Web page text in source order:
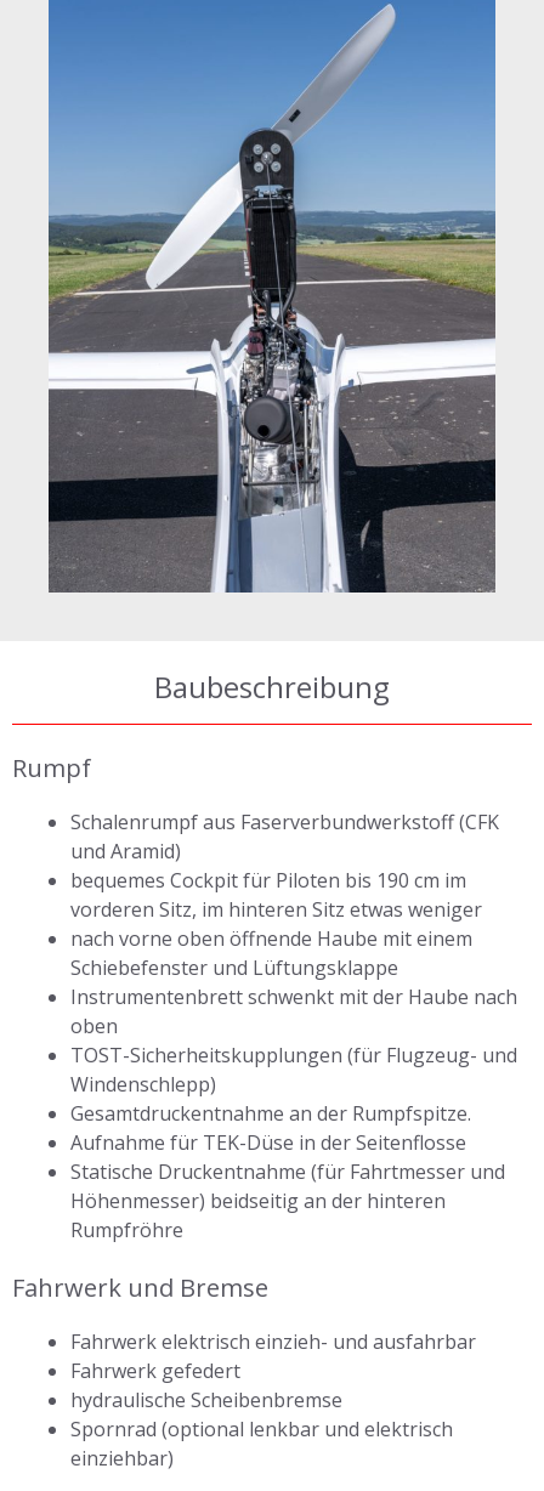
Baubeschreibung
Rumpf
Schalenrumpf aus Faserverbundwerkstoff (CFK
und Aramid)
bequemes Cockpit für Piloten bis 190 cm im
vorderen Sitz, im hinteren Sitz etwas weniger
nach vorne oben öffnende Haube mit einem
Schiebefenster und Lüftungsklappe
Instrumentenbrett schwenkt mit der Haube nach
oben
TOST-Sicherheitskupplungen (für Flugzeug- und
Windenschlepp)
Gesamtdruckentnahme an der Rumpfspitze.
Aufnahme für TEK-Düse in der Seitenflosse
Statische Druckentnahme (für Fahrtmesser und
Höhenmesser) beidseitig an der hinteren
Rumpfröhre
Fahrwerk und Bremse
Fahrwerk elektrisch einzieh- und ausfahrbar
Fahrwerk gefedert
hydraulische Scheibenbremse
Spornrad (optional lenkbar und elektrisch
einziehbar)